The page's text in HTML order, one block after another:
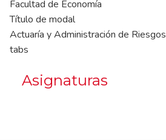
Facultad de Economía
Título de modal
Actuaría y Administración de Riesgos
tabs
Asignaturas